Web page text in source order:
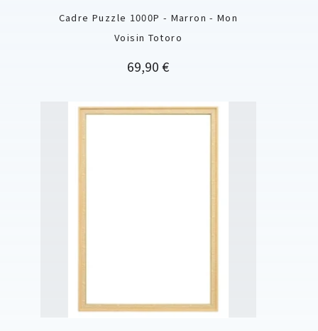
Cadre Puzzle 1000P - Marron - Mon
Voisin Totoro
Prix
69,90 €